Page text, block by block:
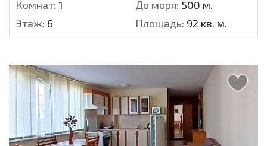
Комнат: 1 До моря: 500 м.
Этаж: 6 Площадь: 92 кв. м.